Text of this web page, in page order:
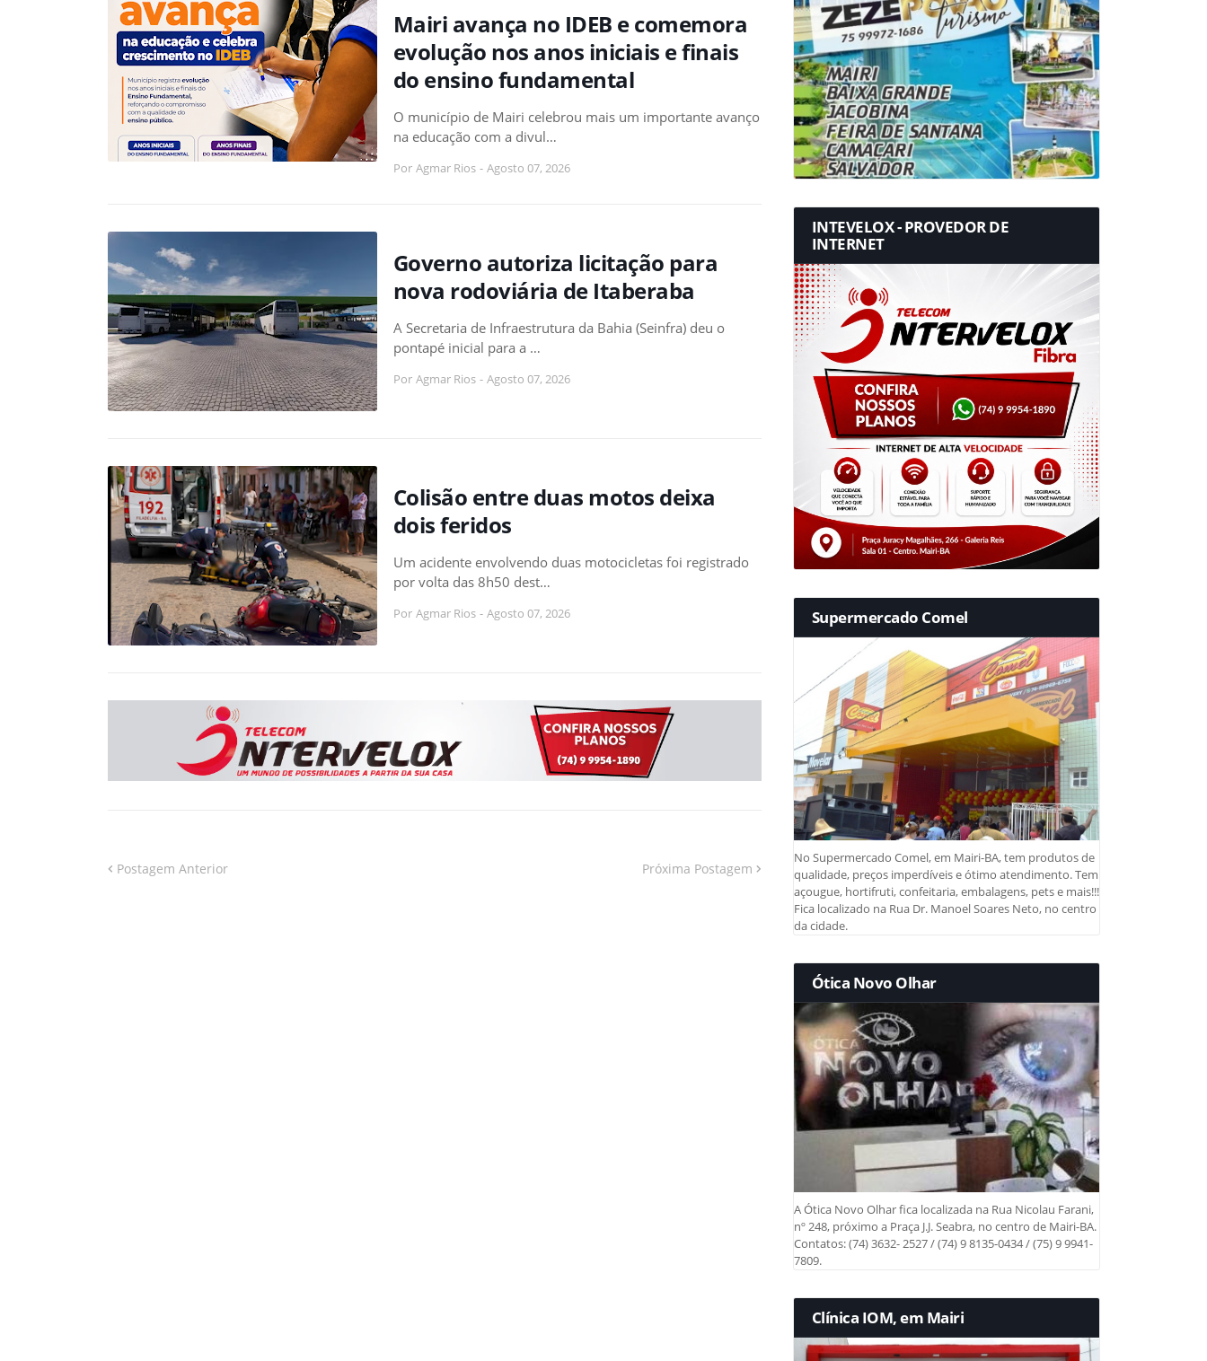
Mairi avança no IDEB e comemora
evolução nos anos iniciais e finais
do ensino fundamental
O município de Mairi celebrou mais um importante avanço
na educação com a divul…
Por Agmar Rios - Agosto 07, 2026
Governo autoriza licitação para
nova rodoviária de Itaberaba
A Secretaria de Infraestrutura da Bahia (Seinfra) deu o
pontapé inicial para a …
Por Agmar Rios - Agosto 07, 2026
Colisão entre duas motos deixa
dois feridos
Um acidente envolvendo duas motocicletas foi registrado
por volta das 8h50 dest…
Por Agmar Rios - Agosto 07, 2026
Postagem Anterior Próxima Postagem
INTEVELOX - PROVEDOR DE
INTERNET
Supermercado Comel
No Supermercado Comel, em Mairi-BA, tem produtos de
qualidade, preços imperdíveis e ótimo atendimento. Tem
açougue, hortifruti, confeitaria, embalagens, pets e mais!!!
Fica localizado na Rua Dr. Manoel Soares Neto, no centro
da cidade.
Ótica Novo Olhar
A Ótica Novo Olhar fica localizada na Rua Nicolau Farani,
nº 248, próximo a Praça J.J. Seabra, no centro de Mairi-BA.
Contatos: (74) 3632- 2527 / (74) 9 8135-0434 / (75) 9 9941-
7809.
Clínica IOM, em Mairi